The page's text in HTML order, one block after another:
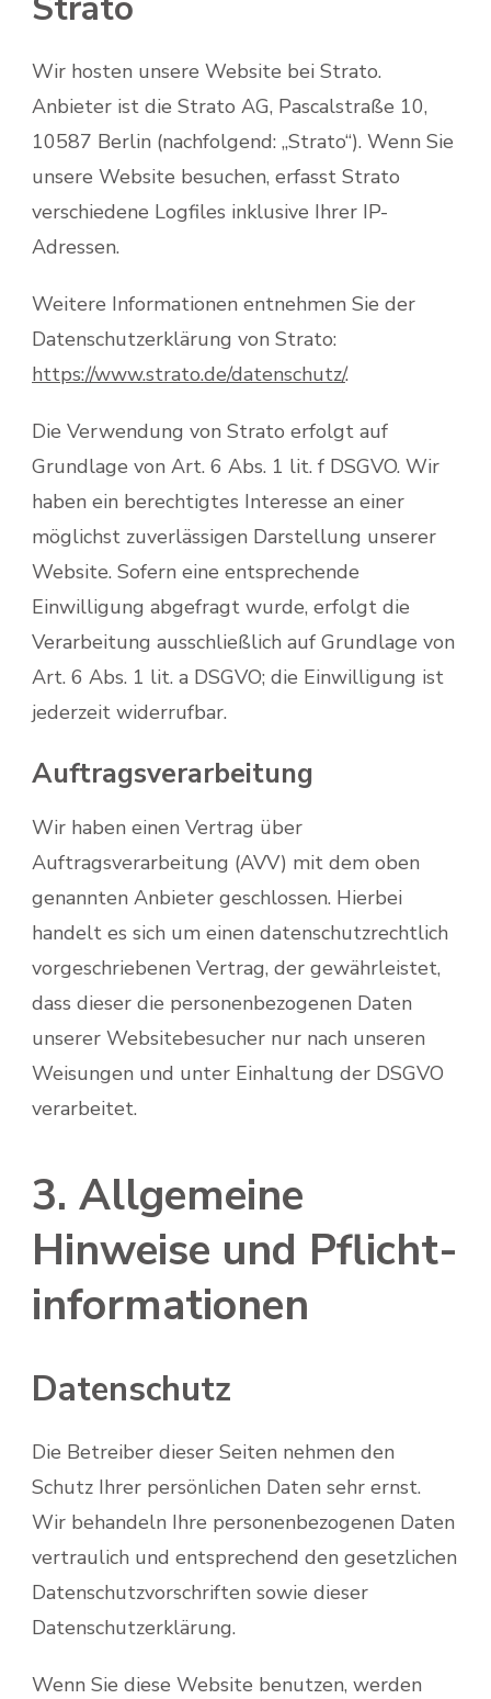
Wir hosten unsere Website bei Strato.
Anbieter ist die Strato AG, Pascalstraße 10,
10587 Berlin (nachfolgend: „Strato“). Wenn Sie
unsere Website besuchen, erfasst Strato
verschiedene Logfiles inklusive Ihrer IP-
Adressen.
Weitere Informationen entnehmen Sie der
Datenschutzerklärung von Strato:
https://www.strato.de/datenschutz/.
Die Verwendung von Strato erfolgt auf
Grundlage von Art. 6 Abs. 1 lit. f DSGVO. Wir
haben ein berechtigtes Interesse an einer
möglichst zuverlässigen Darstellung unserer
Website. Sofern eine entsprechende
Einwilligung abgefragt wurde, erfolgt die
Verarbeitung ausschließlich auf Grundlage von
Art. 6 Abs. 1 lit. a DSGVO; die Einwilligung ist
jederzeit widerrufbar.
Auftragsverarbeitung
Wir haben einen Vertrag über
Auftragsverarbeitung (AVV) mit dem oben
genannten Anbieter geschlossen. Hierbei
handelt es sich um einen datenschutzrechtlich
vorgeschriebenen Vertrag, der gewährleistet,
dass dieser die personenbezogenen Daten
unserer Websitebesucher nur nach unseren
Weisungen und unter Einhaltung der DSGVO
verarbeitet.
3. Allgemeine
Hinweise und Pflicht­
informationen
Datenschutz
Die Betreiber dieser Seiten nehmen den
Schutz Ihrer persönlichen Daten sehr ernst.
Wir behandeln Ihre personenbezogenen Daten
vertraulich und entsprechend den gesetzlichen
Datenschutzvorschriften sowie dieser
Datenschutzerklärung.
Wenn Sie diese Website benutzen, werden